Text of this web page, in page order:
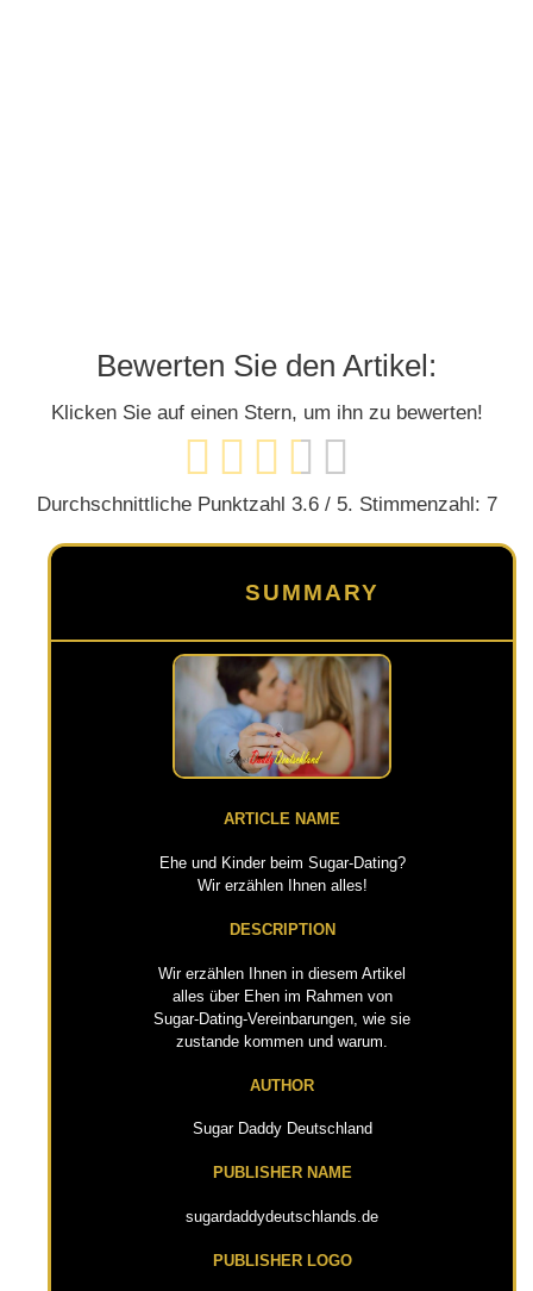
Bewerten Sie den Artikel:
Klicken Sie auf einen Stern, um ihn zu bewerten!
Durchschnittliche Punktzahl 3.6/ 5. Stimmenzahl: 7
SUMMARY
ARTICLE NAME
Ehe und Kinder beim Sugar-Dating?
Wir erzählen Ihnen alles!
DESCRIPTION
Wir erzählen Ihnen in diesem Artikel
alles über Ehen im Rahmen von
Sugar-Dating-Vereinbarungen, wie sie
zustande kommen und warum.
AUTHOR
Sugar Daddy Deutschland
PUBLISHER NAME
sugardaddydeutschlands.de
PUBLISHER LOGO